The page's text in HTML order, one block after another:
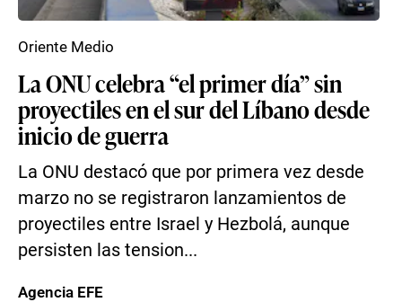
La ONU celebra “el primer día” sin
proyectiles en el sur del Líbano desde
inicio de guerra
La ONU destacó que por primera vez desde
marzo no se registraron lanzamientos de
proyectiles entre Israel y Hezbolá, aunque
persisten las tension...
Oriente Medio
Agencia EFE